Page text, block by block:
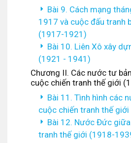
Bài 9. Cách mạng
1917 và cuộc đấu tranh
(1917-1921)
Bài 10. Liên Xô xây
(1921 - 1941)
Chương II. Các nước tư
cuộc chiến tranh thế giới
Bài 11. Tình hình các
cuộc chiến tranh thế
Bài 12. Nước Đức
tranh thế giới (1918-